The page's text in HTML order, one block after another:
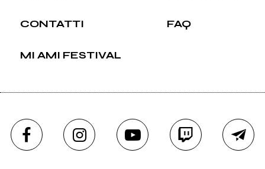
CONTATTI FAQ
MI AMI FESTIVAL